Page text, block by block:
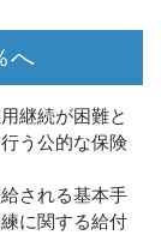
へ
継続が困難と
う公的な保険
される基本手
に関する給付